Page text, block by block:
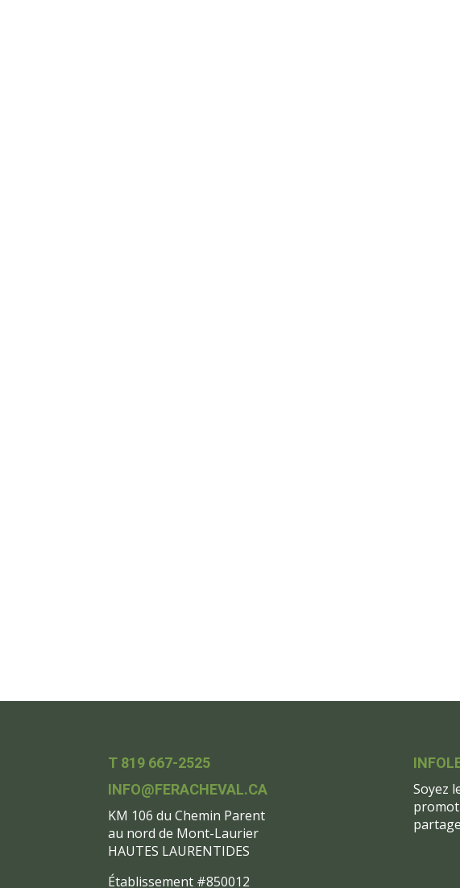
T 819 667-2525
INFO@FERACHEVAL.CA
KM 106 du Chemin Parent
au nord de Mont-Laurier
HAUTES LAURENTIDES
Établissement #850012
Soyez